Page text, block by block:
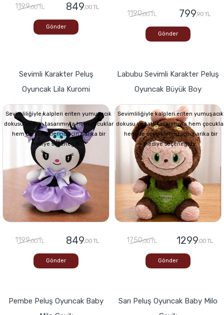
1199,00 TL 849,00 TL
Gönder
1190,00 TL 799,90 TL
Gönder
Sevimli Karakter Peluş
Oyuncak Lila Kuromi
Sevimliliğiyle kalpleri eriten yumuşacık
dokusu ve tatlı tasarımıyla hem çocuklar
hem de sevdikleriniz için harika bir
hediye seçeneğidir.
1199,00 TL 849,00 TL
Gönder
Labubu Sevimli Karakter Peluş
Oyuncak Büyük Boy
Sevimliliğiyle kalpleri eriten yumuşacık
dokusu ve tatlı tasarımıyla hem
hem de sevdikleriniz için harika bir
hediye seçeneğidir.
1750,00 TL 1299,00 TL
Gönder
Pembe Peluş Oyuncak Baby
Sarı Peluş Oyuncak Baby Milo